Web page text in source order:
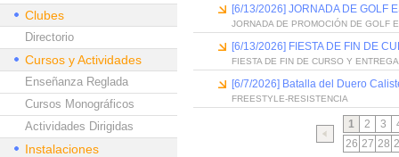
Clubes
Directorio
Cursos y Actividades
Enseñanza Reglada
Cursos Monográficos
Actividades Dirigidas
Instalaciones
[6/13/2026] JORNADA DE GOLF
JORNADA DE PROMOCIÓN DE GOLF
[6/13/2026] FIESTA DE FIN DE
FIESTA DE FIN DE CURSO Y
[6/7/2026] Batalla del Duero
FREESTYLE-RESISTENCIA
1 2 3
26 27 28